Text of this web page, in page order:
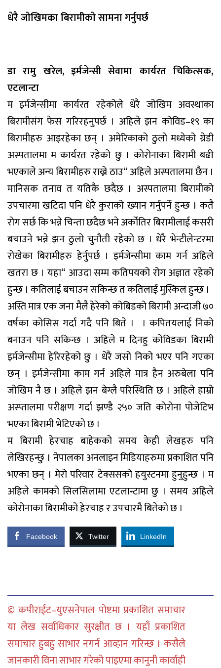
धेरै जाेखिमका बिरामीकाे सामना गर्नुपर्छ
डा रामु खरेल, इर्मजेन्सी सेवामा कार्यरत चिकित्सक,
एटलान्टा
म इर्मजेन्सीमा कार्यरत रहेकोले धेरै जोखिम अवस्थाका
बिरामीसंग फेस गरिरहनुपर्छ । अहिले झन कोविड–१९ का
बिरामीहरु आइरहेका छन् । अमेरिकाको ठुलो मध्येको ग्रेडी
अस्पतालमा म कार्यरत रहेको छु । कोरोनाका बिरामी बढी
भएकाले अन्य बिरामीहरु राख्ने ठाउ“ अहिले अस्पतालमा छैन ।
मानिसक तनाव त यतिकै छदैछ । अस्पतालमा बिरामीको
उपचारमा खटिदा पनि धेरै कुराको ख्यान गर्नुपर्ने हुन्छ । कतै
रोग सर्छ कि भन्ने चिन्ता छदैछ भने अर्कोतिर बिरामीलाई कसरी
बचाउने भन्ने झन ठुलो चुनौती रहेको छ । धेरै भेन्टीलेन्टरमा
रोखेका बिरामीहरु हेर्नुपर्छ । इर्मजेन्सीमा काम गर्न अहिले
खतरा छ । यहा“ आउदा सम्म कतिपयको रोग अज्ञात रहेको
हुन्छ । कतिलाई बचाउन सकिन्छ त कतिलाई मुस्किल हुन्छ ।
अस्ति मात्र एक जना मैलै हेरेको कोबिडको बिरामी अन्दाजी ७०
वर्षका कोसिस गर्दा गदै पनि बिते । । कपितयलाई निको
बनाउन पनि सकिन्छ । अहिले म दिनहु कोविडका बिरामी
इर्मजेन्सीमा हेरिरहेको छु । धेरै जसो निको भएर पनि गएका
छन् । इर्मजेन्सीमा काम गर्न अहिले मात्र हैन अरुबेला पनि
जोखिम नै छ । अहिले झन बेग्लै परिस्थिति छ । अहिले हाम्रो
अस्प्तालमा परीक्षण गर्दा झण्डै २५० जति कोरोना पोजेटिभ
भएका बिरामी भेटिएको छ ।
म बिरामी हेरचाह बाहेकको समय केही लेखहरु पनि
लेखिरहन्छु । नेपालका अनलाइन मिडियाहरुमा प्रकाशित पनि
भएका छन् । मेरो परिवार टेक्ससको हयुस्टनमा हुनुहुन्छ । म
अहिले कामको सिलसिलामा एटलान्टामा छु । समय अहिले
कोरोनाका बिरामीको हेरचाह र उपचारमै बितेको छ ।
Facebook Twitter LinkedIn
© कपीराईट–युएसनेपाल पोष्टमा प्रकाशित समाचार
या लेख सर्वाधिकार सुरक्षीत छ । यहाँ प्रकाशित
समाचार हुबहु साभार नगर्न आव्हान गरिन्छ । कसैले
जानकारी विना साभार गरेको पाइएमा कानुनी कार्वाही